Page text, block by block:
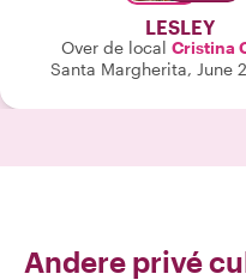
LESLEY
Over de local Cristina
Santa Margherita, June
Andere privé